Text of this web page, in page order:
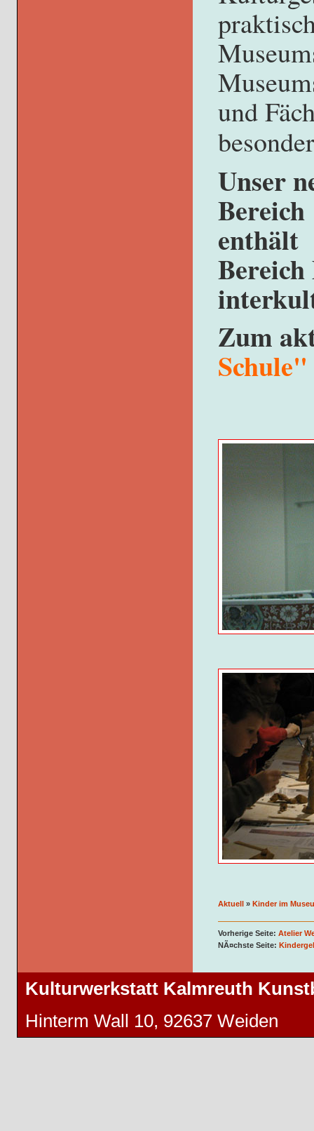
und
Unser
enthält
Bereich
Zum
Schule"
Aktuell » Kinder im
Vorherige Seite: Atelier
NÃ¤chste Seite:
Kulturwerkstatt Kalmreuth
Hinterm Wall 10, 92637 Weiden